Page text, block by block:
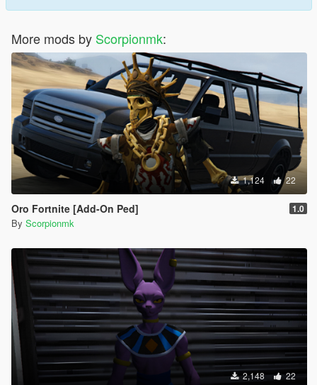
More mods by Scorpionmk:
1,124 22
Oro Fortnite [Add-On Ped] 1.0
By Scorpionmk
2,148 22